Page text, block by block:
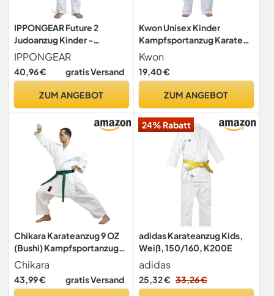
IPPONGEAR Future 2
Judoanzug Kinder -
Kampfsport Anzug Weiß
inkl. Gürtel
IPPONGEAR
40,96 € gratis Versand
ZUM ANGEBOT
Kwon Unisex Kinder
Kampfsportanzug Karate
Basic Anzug, Weiß, 140 EU
Kwon
19,40 €
ZUM ANGEBOT
Chikara Karateanzug 9 OZ
(Bushi) Kampfsportanzug
Karate, Karateanzug
Kinder, Karateanzug
Herren, Karateanzug
Chikara
43,99 € gratis Versand
24% Rabatt
adidas Karateanzug Kids,
Weiß, 150/160, K200E
adidas
25,32 € 33,26 €